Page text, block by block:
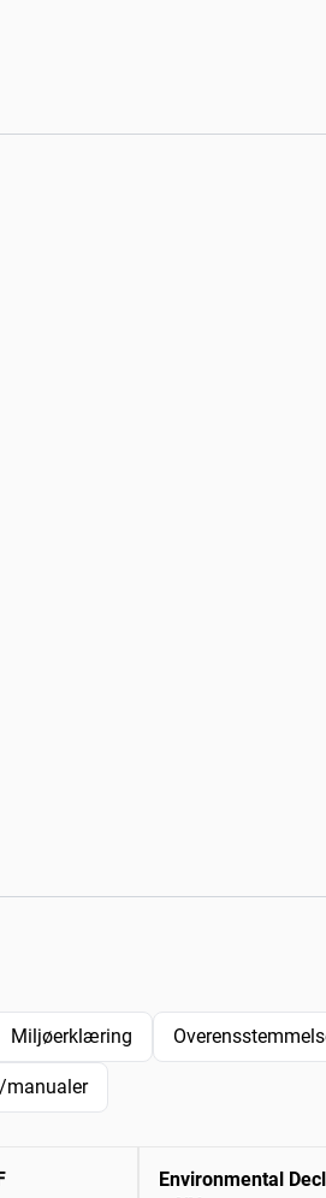
Miljøerklæring
manualer
Environmental